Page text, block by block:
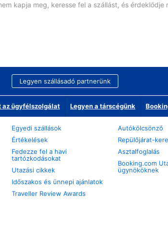
kapja meg, keresse fel a szállást, és
Legyen szállásadó partnerünk
az ügyfélszolgálat Legyen a társcégünk
Egyedi szállások
Értékelések
Fedezze fel a havi
tartózkodásokat
Utazási cikkek
Időszakos és ünnepi ajánlatok
Traveller Review Awards
Autókölcsönző
Repülőjárat-
Asztalfoglalás
Booking.com
ügynököknek